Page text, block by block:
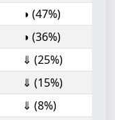
◑ (47%)
◑ (36%)
⇓ (25%)
⇓ (15%)
⇓ (8%)